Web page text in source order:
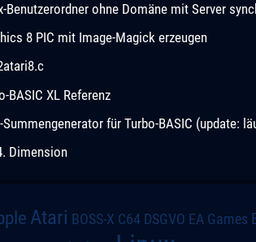
Benutzerordner ohne Domäne mit Server
8 PIC mit Image-Magick erzeugen
BASIC XL Referenz
Summengenerator für Turbo-BASIC (update:
Dimension
Atari BOSS-X C64 DSGVO EA Games